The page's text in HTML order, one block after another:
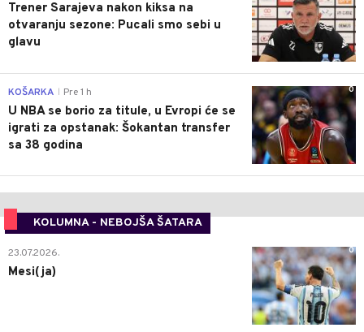
Trener Sarajeva nakon kiksa na
otvaranju sezone: Pucali smo sebi u
glavu
0
KOŠARKA Pre 1 h
U NBA se borio za titule, u Evropi će se
igrati za opstanak: Šokantan transfer
sa 38 godina
KOLUMNA - NEBOJŠA ŠATARA
0
23.07.2026.
Mesi(ja)